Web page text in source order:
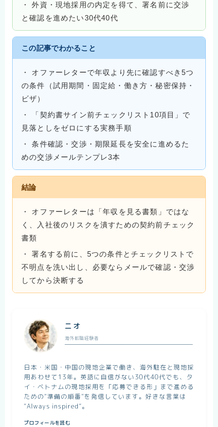
・ 外資・現地採用の内定を得て、署名前に交渉
と確認を進めたい30代40代
この記事でわかること
・ オファーレターで年収より先に確認すべき5つ
の条件（試用期間・固定給・働き方・秘密保持・
ビザ）
・ 「契約書サイン前チェックリスト10項目」で
見落としをゼロにする実務手順
・ 条件確認・交渉・期限延長を安全に進めるた
めの交渉メールテンプレ3本
結論
・ オファーレターは「年収を見る書類」ではな
く、入社後のリスクを潰すための契約前チェック
書類
・ 署名する前に、5つの条件とチェックリストで
不明点を洗い出し、必要ならメールで確認・交渉
してから決断する
ニオ
海外転職経験者
日本・米国・中国の現地企業で働き、海外駐在と現地採
用あわせて13年。英語に自信がない30代40代でも、タ
イ・ベトナムの現地採用を「応募できる形」まで進める
ための“準備の順番”を発信しています。好きな言葉は
“Always inspired”。
プロフィールを読む